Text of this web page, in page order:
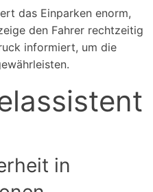
das Einparken enorm,
den Fahrer rechtzeitig
informiert, um die
in